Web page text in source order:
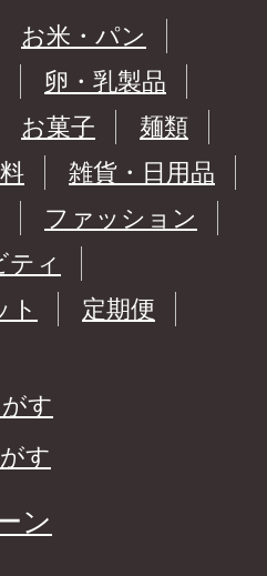
お米・パン
卵・乳製品
お菓子
麺類
雑貨・日用品
ファッション
ティ
ト
定期便
す
す
ン